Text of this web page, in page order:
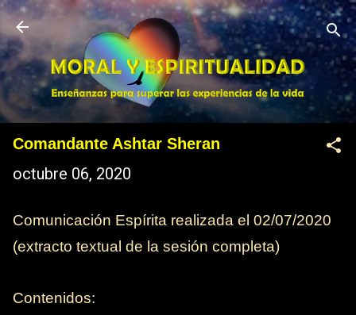
Ir al contenido principal
Comandante Ashtar Sheran
octubre 06, 2020
Comunicación Espírita realizada el 02/07/2020
(extracto textual de la sesión completa)
Contenidos: